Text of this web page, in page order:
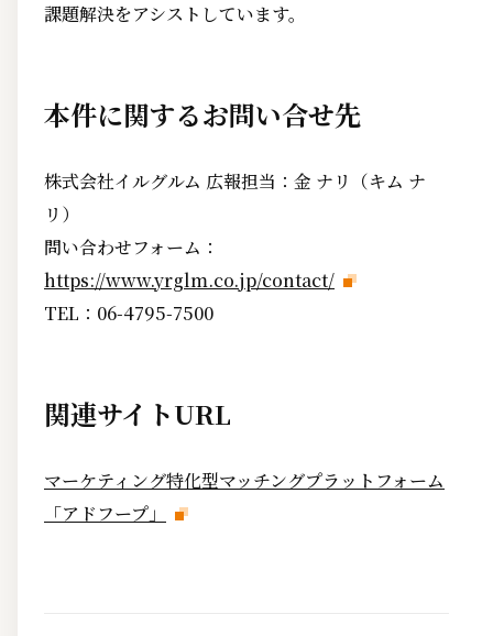
課題解決をアシストしています。
本件に関するお問い合せ先
株式会社イルグルム 広報担当：金 ナリ（キム ナ
リ）
問い合わせフォーム：
https://www.yrglm.co.jp/contact/
TEL：06-4795-7500
関連サイトURL
マーケティング特化型マッチングプラットフォーム
「アドフープ」